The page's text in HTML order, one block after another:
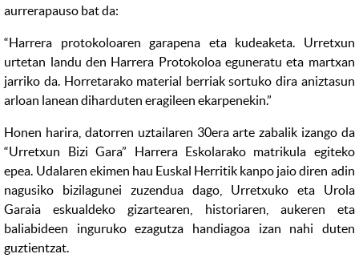
aurrerapauso bat da:
“Harrera protokoloaren garapena eta kudeaketa. Urretxun
urtetan landu den Harrera Protokoloa eguneratu eta martxan
jarriko da. Horretarako material berriak sortuko dira aniztasun
arloan lanean diharduten eragileen ekarpenekin.”
Honen harira, datorren uztailaren 30era arte zabalik izango da
“Urretxun Bizi Gara” Harrera Eskolarako matrikula egiteko
epea. Udalaren ekimen hau Euskal Herritik kanpo jaio diren adin
nagusiko bizilagunei zuzendua dago, Urretxuko eta Urola
Garaia eskualdeko gizartearen, historiaren, aukeren eta
baliabideen inguruko ezagutza handiagoa izan nahi duten
guztientzat.